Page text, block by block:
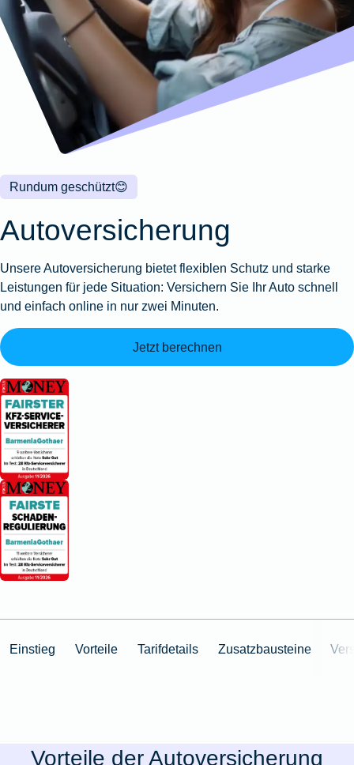
Wohnungsschutzbrief
Zur
Produktübersicht
Gewässerschadenhaftpflicht
Zur
Produktübersicht
Zur
Produktübersicht
Reisehaftpflichtversicherung
Reiserücktrittsversicherung
Zur
Produktübersicht
Zur
Produktübersicht
Zur
Produktübersicht
Zur
Produktübersicht
Montageversicherung
Zur
Produktübersicht
Gruppenunfall für
Betriebe
Gruppenunfall für
Vereine
Produktübersicht
Kunstversicherung
Ausstellungsversicherung
Valorenversicherung
Oldtimersammlungsversicherung
Zur
😊
Rundum geschützt
Autoversicherung
Unsere Autoversicherung bietet flexiblen Schutz und starke
Leistungen für jede Situation: Versichern Sie Ihr Auto schnell
und einfach online in nur zwei Minuten.
Jetzt berechnen
Einstieg Vorteile Tarifdetails Zusatzbausteine
Vorteile der Autoversicherung